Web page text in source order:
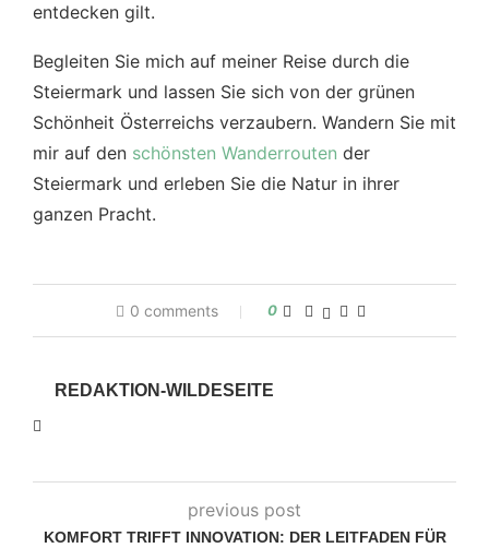
entdecken gilt.
Begleiten Sie mich auf meiner Reise durch die
Steiermark und lassen Sie sich von der grünen
Schönheit Österreichs verzaubern. Wandern Sie mit
mir auf den schönsten Wanderrouten der
Steiermark und erleben Sie die Natur in ihrer
ganzen Pracht.
0 comments 0
REDAKTION-WILDESEITE
previous post
KOMFORT TRIFFT INNOVATION: DER LEITFADEN FÜR